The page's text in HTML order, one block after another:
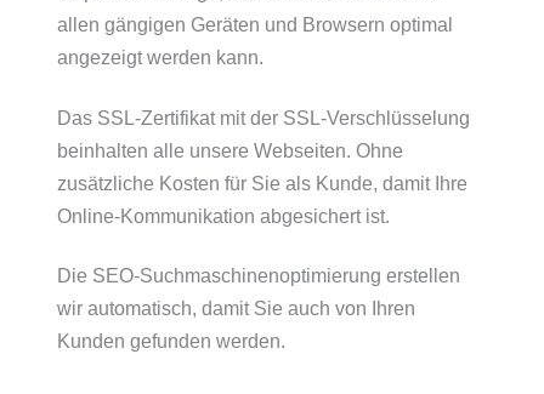
allen gängigen Geräten und Browsern optimal
angezeigt werden kann.
Das SSL-Zertifikat mit der SSL-Verschlüsselung
beinhalten alle unsere Webseiten. Ohne
zusätzliche Kosten für Sie als Kunde, damit Ihre
Online-Kommunikation abgesichert ist.
Die SEO-Suchmaschinenoptimierung erstellen
wir automatisch, damit Sie auch von Ihren
Kunden gefunden werden.